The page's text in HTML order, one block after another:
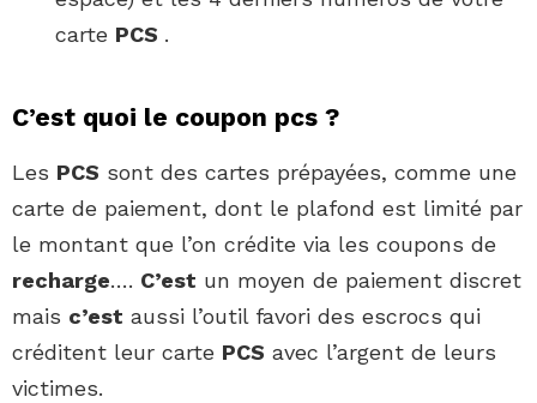
carte PCS .
C’est quoi le coupon pcs ?
Les PCS sont des cartes prépayées, comme une
carte de paiement, dont le plafond est limité par
le montant que l’on crédite via les coupons de
recharge…. C’est un moyen de paiement discret
mais c’est aussi l’outil favori des escrocs qui
créditent leur carte PCS avec l’argent de leurs
victimes.